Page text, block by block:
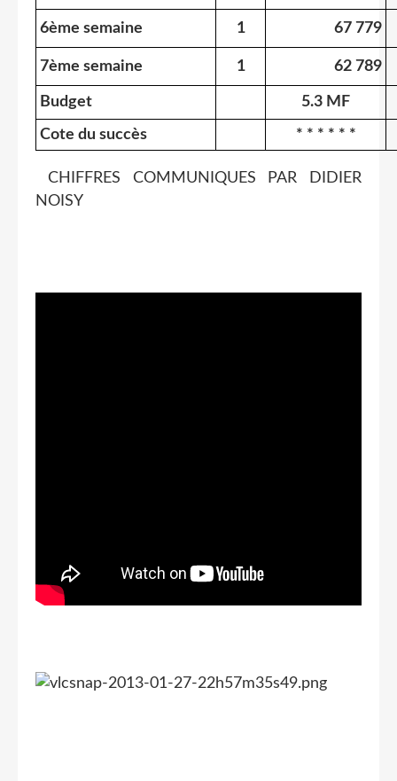
6ème semaine 1 67 779
7ème semaine 1 62 789
Budget 5.3 MF
Cote du succès * * * * * *
CHIFFRES COMMUNIQUES PAR DIDIER
NOISY